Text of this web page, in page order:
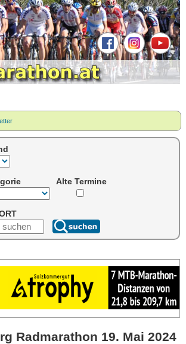
Alte Termine
Radmarathon 19. Mai 2024